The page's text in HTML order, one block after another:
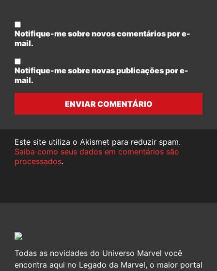
Notifique-me sobre novos comentários por e-
mail.
Notifique-me sobre novas publicações por e-
mail.
ENVIAR COMENTÁRIO
Este site utiliza o Akismet para reduzir spam.
Saiba como seus dados em comentários são
processados.
Todas as novidades do Universo Marvel você
encontra aqui no Legado da Marvel, o maior portal